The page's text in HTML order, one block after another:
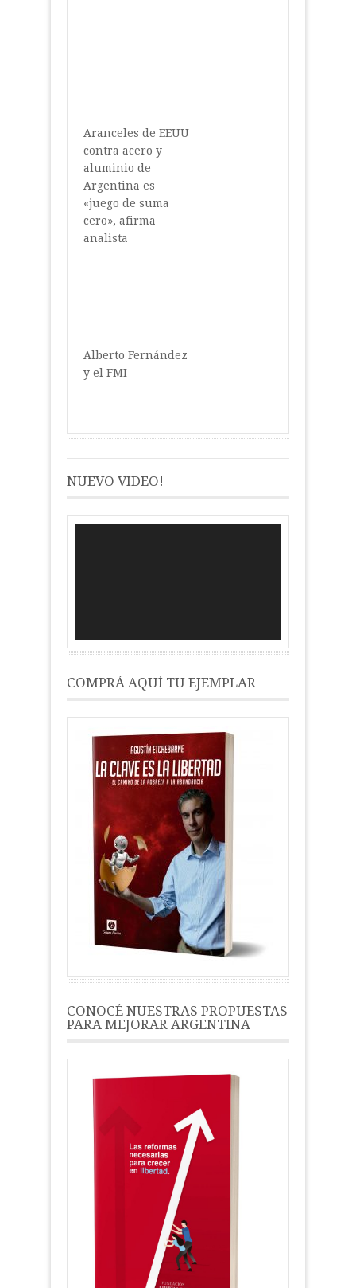
Aranceles de EEUU
contra acero y
aluminio de
Argentina es
«juego de suma
cero», afirma
analista
Alberto Fernández
y el FMI
NUEVO VIDEO!
COMPRÁ AQUÍ TU EJEMPLAR
CONOCÉ NUESTRAS PROPUESTAS
PARA MEJORAR ARGENTINA